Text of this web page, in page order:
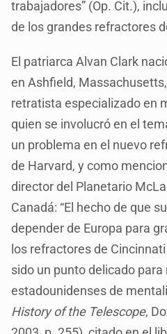
trabajadores” (Op. Cit.),
de los grandes refractores
El patriarca Alvan Clark
en Ashfield,
retratista especializado en
quien se involucró en el
un problema en el nuevo
de Harvard, y como
director del Planetario
Canadá: “El hecho de que
depender de Europa para
los refractores de
sido un punto delicado para
estadounidenses de
History of the Telescope,